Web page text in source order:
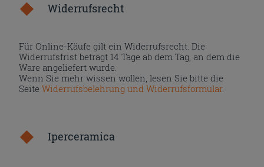
Widerrufsrecht
Für Online-Käufe gilt ein Widerrufsrecht. Die
Widerrufsfrist beträgt 14 Tage ab dem Tag, an dem die
Ware angeliefert wurde.
Wenn Sie mehr wissen wollen, lesen Sie bitte die
SeiteWiderrufsbelehrung und Widerrufsformular.
Iperceramica